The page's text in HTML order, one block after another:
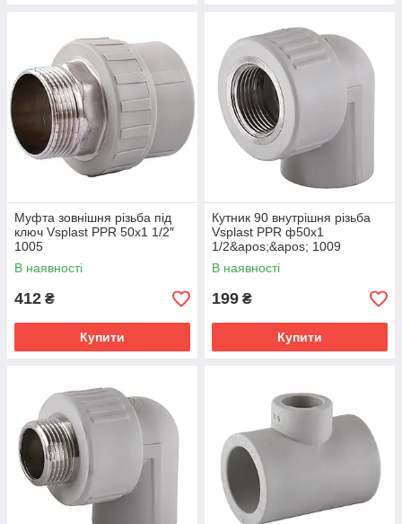
Муфта зовнішня різьба під
ключ Vsplast PPR 50x1 1/2″
1005
В наявності
412 ₴
Купити
Кутник 90 внутрішня різьба
Vsplast PPR ф50х1
1/2&apos;&apos; 1009
В наявності
199 ₴
Купити